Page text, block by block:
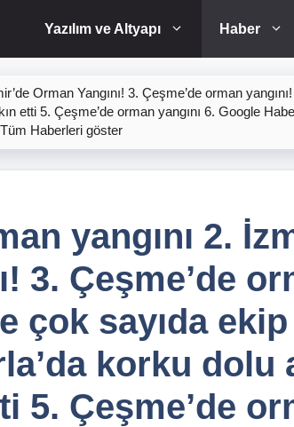
Yazılım ve Altyapı Haber
Orman Yangını! 3. Çeşme’de orman
etti 5. Çeşme’de orman yangını 6. Google
Tüm Haberleri göster
yangını 2.
3. Çeşme’de
çok sayıda
korku dolu
5. Çeşme’de